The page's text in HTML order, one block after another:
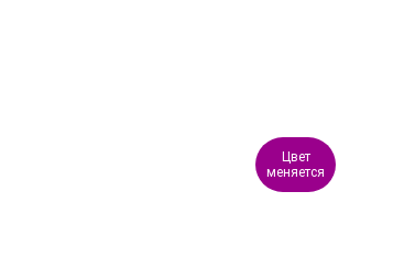
Цвет
меняется